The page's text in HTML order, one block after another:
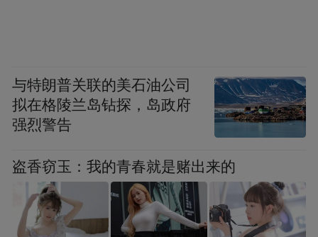
与特朗普关联的美石油公司
拟在格陵兰岛钻探，岛政府
强烈警告
盗香窃玉：我的青春就是赌出来的